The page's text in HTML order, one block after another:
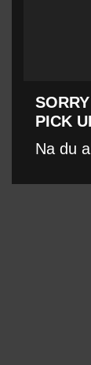
PICK
Na du